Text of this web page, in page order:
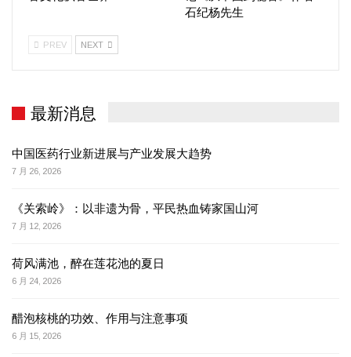
石纪杨先生
PREV NEXT
最新消息
中国医药行业新进展与产业发展大趋势
7 月 26, 2026
《关索岭》：以非遗为骨，平民热血铸家国山河
7 月 12, 2026
荷风满池，醉在莲花池的夏日
6 月 24, 2026
醋泡核桃的功效、作用与注意事项
6 月 15, 2026